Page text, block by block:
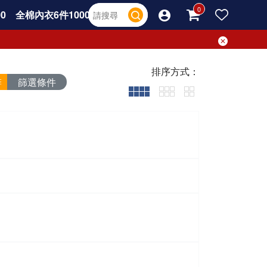
全棉內衣6件1000
篩選條件
排序方式：